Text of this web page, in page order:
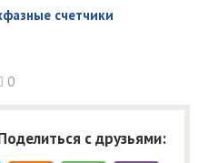
счетчики
0
с друзьями: